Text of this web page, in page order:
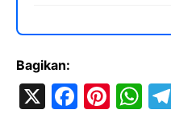
Bagikan:
X
F
Pi W